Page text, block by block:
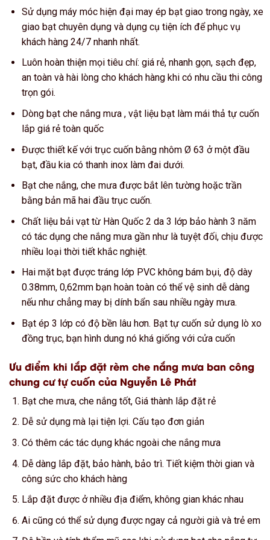
Sử dụng máy móc hiện đại may ép bạt giao trong ngày, xe
giao bạt chuyên dụng và dụng cụ tiện ích để phục vụ
khách hàng 24/7 nhanh nhất.
Luôn hoàn thiện mọi tiêu chí: giá rẻ, nhanh gọn, sạch đẹp,
an toàn và hài lòng cho khách hàng khi có nhu cầu thi công
trọn gói.
Dòng bạt che nắng mưa , vật liệu bạt làm mái thả tự cuốn
lắp giá rẻ toàn quốc
Được thiết kế với trục cuốn bằng nhôm Ø 63 ở một đầu
bạt, đầu kia có thanh inox làm đai dưới.
Bạt che nắng, che mưa được bắt lên tường hoặc trần
bằng bản mã hai đầu trục cuốn.
Chất liệu bải vạt từ Hàn Quốc 2 da 3 lớp bảo hành 3 năm
có tác dụng che nắng mưa gần như là tuyệt đối, chịu được
nhiều loại thời tiết khắc nghiệt.
Hai mặt bạt được tráng lớp PVC không bám bụi, độ dày
0.38mm, 0,62mm bạn hoàn toàn có thể vệ sinh dễ dàng
nếu như chẳng may bị dính bẩn sau nhiều ngày mưa.
Bạt ép 3 lớp có độ bền lâu hơn. Bạt tự cuốn sử dụng lò xo
đồng trục, bạn hình dung nó khá giống với cửa cuốn
Ưu điểm khi lắp đặt rèm che nắng mưa ban công
chung cư tự cuốn của Nguyễn Lê Phát
Bạt che mưa, che nắng tốt, Giá thành lắp đặt rẻ
Dễ sử dụng mà lại tiện lợi. Cấu tạo đơn giản
Có thêm các tác dụng khác ngoài che nắng mưa
Dễ dàng lắp đặt, bảo hành, bảo trì. Tiết kiệm thời gian và
công sức cho khách hàng
Lắp đặt được ở nhiều địa điểm, không gian khác nhau
Ai cũng có thể sử dụng được ngay cả người già và trẻ em